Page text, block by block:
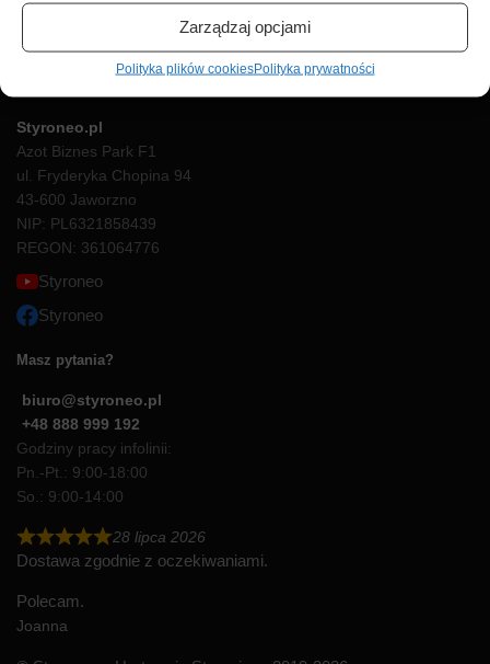
Zarządzaj opcjami
Polityka plików cookiesPolityka prywatności
Polityka plików cookies (EU)
Zwroty i reklamacje
Styroneo.pl
Azot Biznes Park F1
ul. Fryderyka Chopina 94
43-600 Jaworzno
NIP: PL6321858439
REGON: 361064776
Styroneo
Styroneo
Masz pytania?
biuro@styroneo.pl
+48 888 999 192
Godziny pracy infolinii:
Pn.-Pt.: 9:00-18:00
So.: 9:00-14:00
28 lipca 2026
Dostawa zgodnie z oczekiwaniami.
Polecam.
Joanna